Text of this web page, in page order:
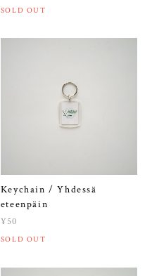
SOLD OUT
Keychain / Yhdessä
eteenpäin
¥50
SOLD OUT